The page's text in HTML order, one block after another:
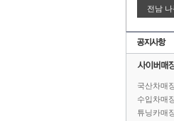
전남
국산차매
수입차매
튜닝카매